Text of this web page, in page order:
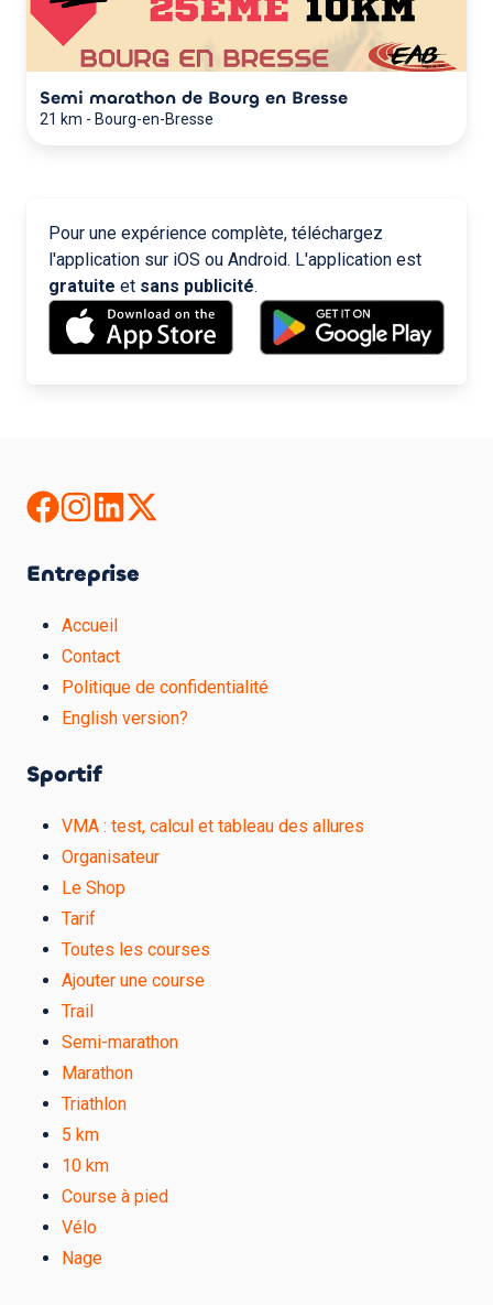
Semi marathon de Bourg en Bresse
21 km - Bourg-en-Bresse
Pour une expérience complète, téléchargez
l'application sur iOS ou Android. L'application est
gratuite et sans publicité.
Entreprise
Accueil
Contact
Politique de confidentialité
English version?
Sportif
VMA : test, calcul et tableau des allures
Organisateur
Le Shop
Tarif
Toutes les courses
Ajouter une course
Trail
Semi-marathon
Marathon
Triathlon
5 km
10 km
Course à pied
Vélo
Nage